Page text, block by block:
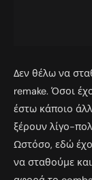
Δεν θέλω να
remake. Όσοι
έστω κάποιο
ξέρουν λίγο-
Ωστόσο, εδώ
να σταθούμε